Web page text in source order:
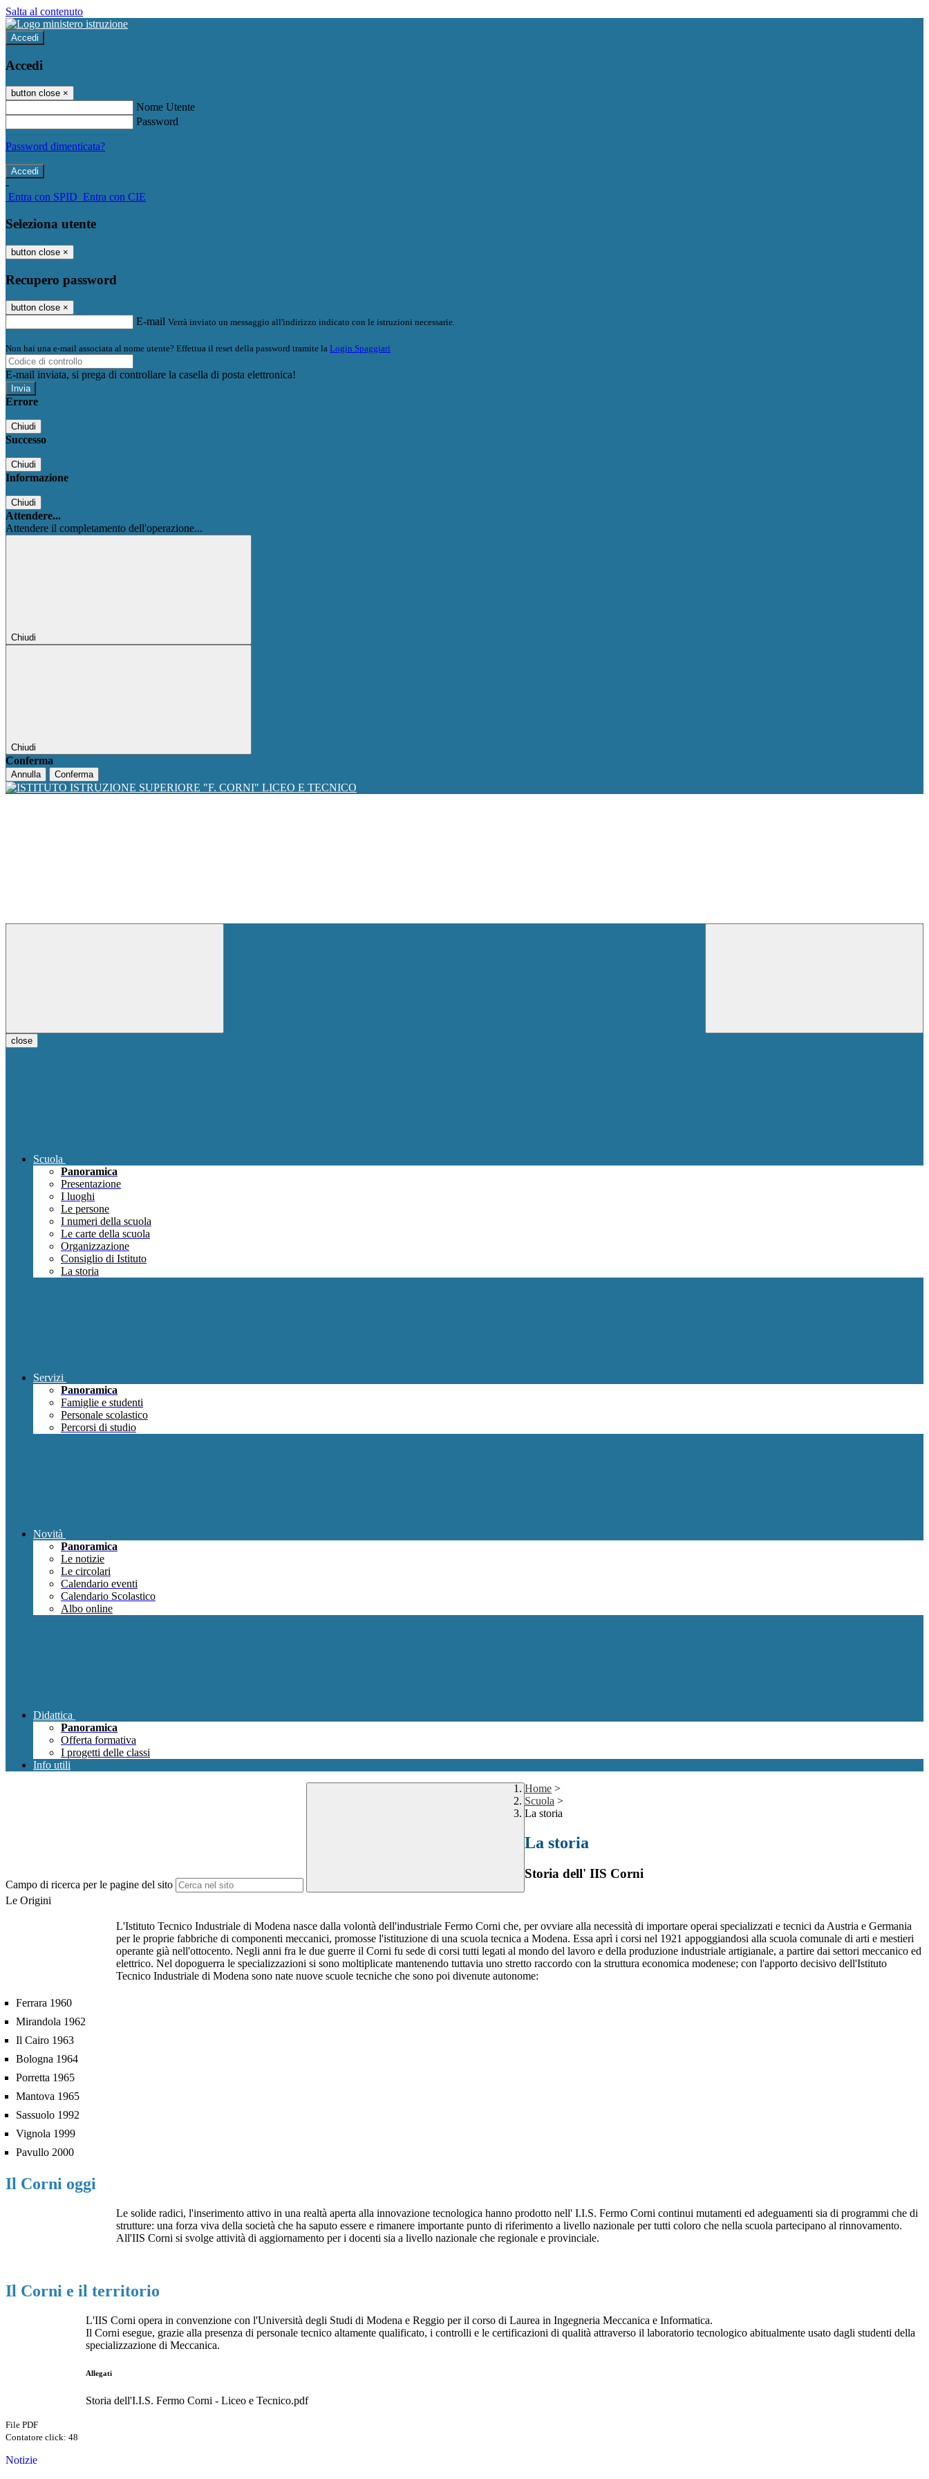
Salta al contenuto
Accedi
Accedi
button close ×
Nome Utente
Password
Password dimenticata?
-
Entra con SPID Entra con CIE
Seleziona utente
button close ×
Recupero password
button close ×
E-mail Verrà inviato un messaggio all'indirizzo indicato con le istruzioni necessarie.
Non hai una e-mail associata al nome utente? Effettua il reset della password tramite la Login Spaggiari
E-mail inviata, si prega di controllare la casella di posta elettronica!
Errore
Chiudi
Successo
Chiudi
Informazione
Chiudi
Attendere...
Attendere il completamento dell'operazione...
Chiudi
Chiudi
Conferma
Annulla Conferma
close
Scuola
Panoramica
Presentazione
I luoghi
Le persone
I numeri della scuola
Le carte della scuola
Organizzazione
Consiglio di Istituto
La storia
Servizi
Panoramica
Famiglie e studenti
Personale scolastico
Percorsi di studio
Novità
Panoramica
Le notizie
Le circolari
Calendario eventi
Calendario Scolastico
Albo online
Didattica
Panoramica
Offerta formativa
I progetti delle classi
Info utili
Campo di ricerca per le pagine del sito
Home >
Scuola >
La storia
La storia
Storia dell' IIS Corni
Le Origini
L'Istituto Tecnico Industriale di Modena nasce dalla volontà dell'industriale Fermo Corni che, per ovviare alla necessità di importare operai specializzati e tecnici da Austria e Germania
per le proprie fabbriche di componenti meccanici, promosse l'istituzione di una scuola tecnica a Modena. Essa aprì i corsi nel 1921 appoggiandosi alla scuola comunale di arti e mestieri
operante già nell'ottocento. Negli anni fra le due guerre il Corni fu sede di corsi tutti legati al mondo del lavoro e della produzione industriale artigianale, a partire dai settori meccanico ed
elettrico. Nel dopoguerra le specializzazioni si sono moltiplicate mantenendo tuttavia uno stretto raccordo con la struttura economica modenese; con l'apporto decisivo dell'Istituto
Tecnico Industriale di Modena sono nate nuove scuole tecniche che sono poi divenute autonome:
Ferrara 1960
Mirandola 1962
Il Cairo 1963
Bologna 1964
Porretta 1965
Mantova 1965
Sassuolo 1992
Vignola 1999
Pavullo 2000
Il Corni oggi
Le solide radici, l'inserimento attivo in una realtà aperta alla innovazione tecnologica hanno prodotto nell' I.I.S. Fermo Corni continui mutamenti ed adeguamenti sia di programmi che di
strutture: una forza viva della società che ha saputo essere e rimanere importante punto di riferimento a livello nazionale per tutti coloro che nella scuola partecipano al rinnovamento.
All'IIS Corni si svolge attività di aggiornamento per i docenti sia a livello nazionale che regionale e provinciale.
Il Corni e il territorio
L'IIS Corni opera in convenzione con l'Università degli Studi di Modena e Reggio per il corso di Laurea in Ingegneria Meccanica e Informatica.
Il Corni esegue, grazie alla presenza di personale tecnico altamente qualificato, i controlli e le certificazioni di qualità attraverso il laboratorio tecnologico abitualmente usato dagli studenti della
specializzazione di Meccanica.
Allegati
Storia dell'I.I.S. Fermo Corni - Liceo e Tecnico.pdf
File PDF
Contatore click: 48
Notizie